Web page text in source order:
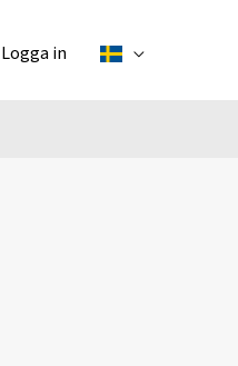
Logga in